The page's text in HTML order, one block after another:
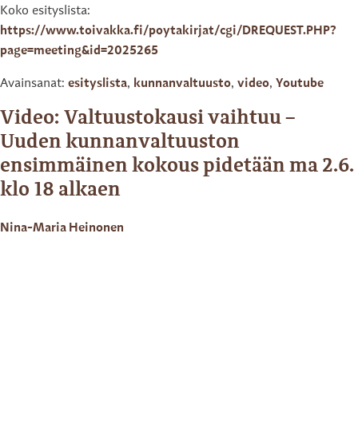
Koko esityslista:
https://www.toivakka.fi/poytakirjat/cgi/DREQUEST.PHP?
page=meeting&id=2025265
Avainsanat: esityslista, kunnanvaltuusto, video, Youtube
Video: Valtuustokausi vaihtuu –
Uuden kunnanvaltuuston
ensimmäinen kokous pidetään ma 2.6.
klo 18 alkaen
Nina-Maria Heinonen